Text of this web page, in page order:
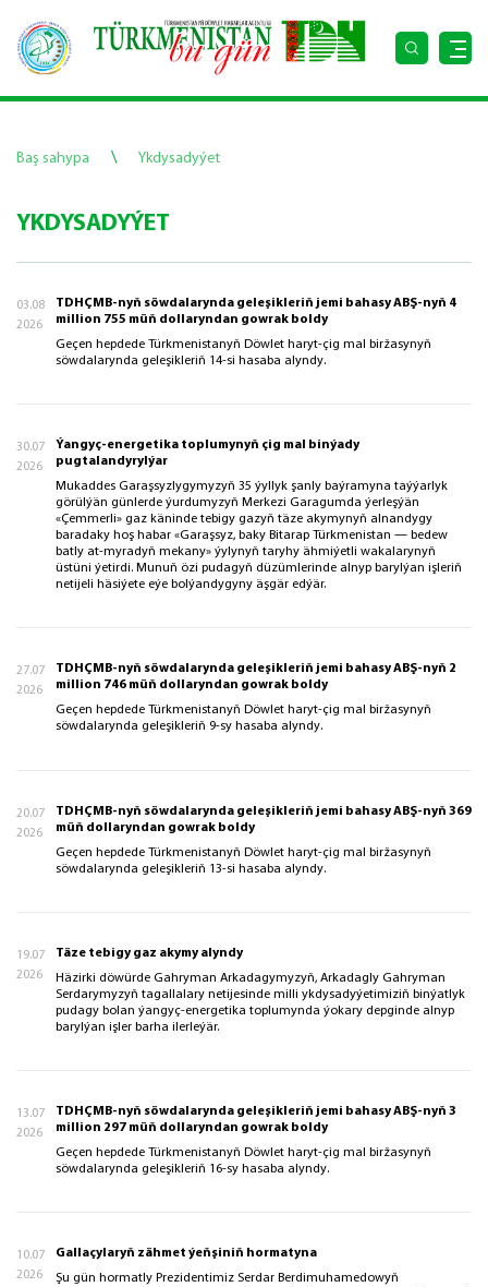
Baş sahypa \ Ykdysadyýet
YKDYSADYÝET
03.08
2026
TDHÇMB-nyň söwdalarynda geleşikleriň jemi bahasy ABŞ-nyň 4
million 755 müň dollaryndan gowrak boldy
Geçen hepdede Türkmenistanyň Döwlet haryt-çig mal biržasynyň
söwdalarynda geleşikleriň 14-si hasaba alyndy.
30.07
2026
Ýangyç-energetika toplumynyň çig mal binýady
pugtalandyrylýar
Mukaddes Garaşsyzlygymyzyň 35 ýyllyk şanly baýramyna taýýarlyk
görülýän günlerde ýurdumyzyň Merkezi Garagumda ýerleşýän
«Çemmerli» gaz käninde tebigy gazyň täze akymynyň alnandygy
baradaky hoş habar «Garaşsyz, baky Bitarap Türkmenistan — bedew
batly at-myradyň mekany» ýylynyň taryhy ähmiýetli wakalarynyň
üstüni ýetirdi. Munuň özi pudagyň düzümlerinde alnyp barylýan işleriň
netijeli häsiýete eýe bolýandygyny äşgär edýär.
27.07
2026
TDHÇMB-nyň söwdalarynda geleşikleriň jemi bahasy ABŞ-nyň 2
million 746 müň dollaryndan gowrak boldy
Geçen hepdede Türkmenistanyň Döwlet haryt-çig mal biržasynyň
söwdalarynda geleşikleriň 9-sy hasaba alyndy.
20.07
2026
TDHÇMB-nyň söwdalarynda geleşikleriň jemi bahasy ABŞ-nyň 369
müň dollaryndan gowrak boldy
Geçen hepdede Türkmenistanyň Döwlet haryt-çig mal biržasynyň
söwdalarynda geleşikleriň 13-si hasaba alyndy.
19.07
2026
Täze tebigy gaz akymy alyndy
Häzirki döwürde Gahryman Arkadagymyzyň, Arkadagly Gahryman
Serdarymyzyň tagallalary netijesinde milli ykdysadyýetimiziň binýatlyk
pudagy bolan ýangyç-energetika toplumynda ýokary depginde alnyp
barylýan işler barha ilerleýär.
13.07
2026
TDHÇMB-nyň söwdalarynda geleşikleriň jemi bahasy ABŞ-nyň 3
million 297 müň dollaryndan gowrak boldy
Geçen hepdede Türkmenistanyň Döwlet haryt-çig mal biržasynyň
söwdalarynda geleşikleriň 16-sy hasaba alyndy.
10.07
2026
Gallaçylaryň zähmet ýeňşiniň hormatyna
Şu gün hormatly Prezidentimiz Serdar Berdimuhamedowyň